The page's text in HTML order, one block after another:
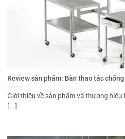
Review sản phẩm: Bàn thao tác
Giới thiệu về sản phẩm và thương
[...]